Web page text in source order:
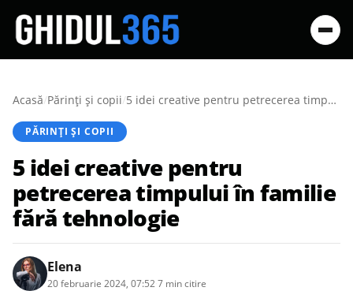
Acasă/Părinți și copii/ 5 idei creative pentru petrecerea timpului în familie fără tehnologie
PĂRINȚI ȘI COPII
5 idei creative pentru
petrecerea timpului în familie
fără tehnologie
Elena
20 februarie 2024, 07:527 min citire